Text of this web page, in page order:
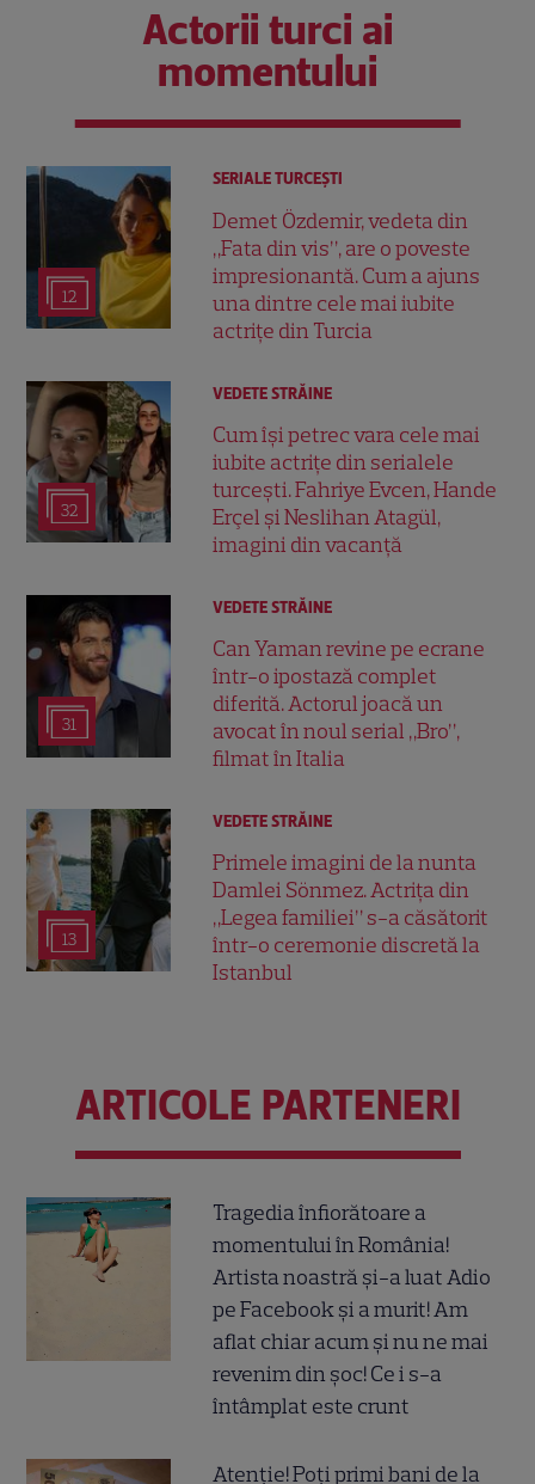
Actorii turci ai
momentului
12
SERIALE TURCEŞTI
Demet Özdemir, vedeta din
„Fata din vis”, are o poveste
impresionantă. Cum a ajuns
una dintre cele mai iubite
actrițe din Turcia
32
VEDETE STRĂINE
Cum își petrec vara cele mai
iubite actrițe din serialele
turcești. Fahriye Evcen, Hande
Erçel și Neslihan Atagül,
imagini din vacanță
31
VEDETE STRĂINE
Can Yaman revine pe ecrane
într-o ipostază complet
diferită. Actorul joacă un
avocat în noul serial „Bro”,
filmat în Italia
13
VEDETE STRĂINE
Primele imagini de la nunta
Damlei Sönmez. Actrița din
„Legea familiei” s-a căsătorit
într-o ceremonie discretă la
Istanbul
ARTICOLE PARTENERI
Tragedia înfiorătoare a
momentului în România!
Artista noastră și-a luat Adio
pe Facebook și a murit! Am
aflat chiar acum și nu ne mai
revenim din șoc! Ce i s-a
întâmplat este crunt
Atenție! Poți primi bani de la